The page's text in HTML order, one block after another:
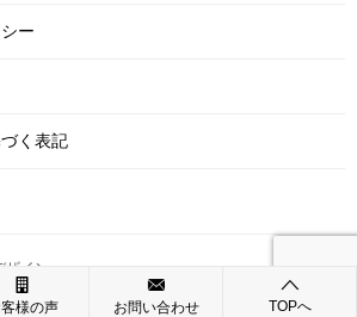
ー
く表記
イン
様の声 お問い合わせ TOPへ